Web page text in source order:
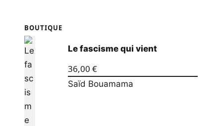
BOUTIQUE
Le fascisme qui vient
36,00 €
Saïd Bouamama